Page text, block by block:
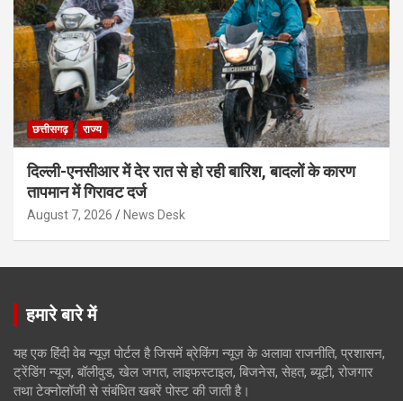
छत्तीसगढ़ राज्य
दिल्ली-एनसीआर में देर रात से हो रही बारिश, बादलों के कारण
तापमान में गिरावट दर्ज
August 7, 2026 News Desk
हमारे बारे में
यह एक हिंदी वेब न्यूज़ पोर्टल है जिसमें ब्रेकिंग न्यूज़ के अलावा राजनीति, प्रशासन,
ट्रेंडिंग न्यूज, बॉलीवुड, खेल जगत, लाइफस्टाइल, बिजनेस, सेहत, ब्यूटी, रोजगार
तथा टेक्नोलॉजी से संबंधित खबरें पोस्ट की जाती है।